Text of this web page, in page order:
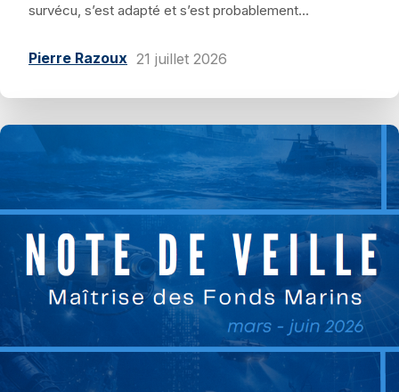
survécu, s’est adapté et s’est probablement...
Pierre Razoux 21 juillet 2026